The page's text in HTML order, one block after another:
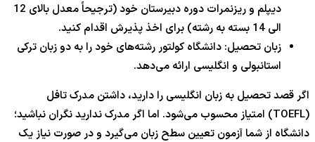
دیپلم و ریزنمرات دوره دبیرستان خود (ترجیحاً معدل بالای 12
الی 14 بسته به رشته) برای اخذ پذیرش اقدام کنید.
زبان تحصیل: دانشگاه کولتور رشته‌های خود را به دو زبان ترکی
استانبولی و انگلیسی ارائه می‌دهد.
اگر قصد تحصیل به زبان انگلیسی را دارید، داشتن مدرک تافل
(TOEFL) امتیاز محسوب می‌شود. اما اگر مدرک ندارید نگران نباشید؛
دانشگاه از شما آزمون تعیین سطح زبان می‌گیرد و در صورت نیاز یک